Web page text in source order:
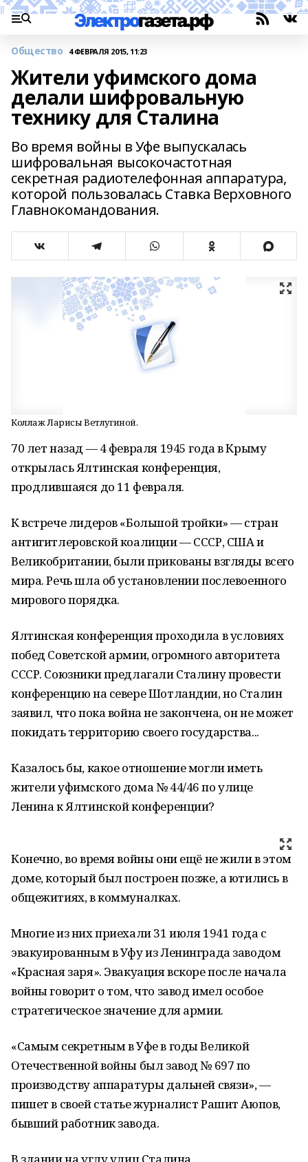
Общество 4 ФЕВРАЛЯ 2015, 11:23
Жители уфимского дома
делали шифровальную
технику для Сталина
Во время войны в Уфе выпускалась
шифровальная высокочастотная
секретная радиотелефонная аппаратура,
которой пользовалась Ставка Верховного
Главнокомандования.
Коллаж Ларисы Ветлугиной.
70 лет назад — 4 февраля 1945 года в Крыму
открылась Ялтинская конференция,
продлившаяся до 11 февраля.
К встрече лидеров «Большой тройки» — стран
антигитлеровской коалиции — СССР, США и
Великобритании, были прикованы взгляды всего
мира. Речь шла об установлении послевоенного
мирового порядка.
Ялтинская конференция проходила в условиях
побед Советской армии, огромного авторитета
СССР. Союзники предлагали Сталину провести
конференцию на севере Шотландии, но Сталин
заявил, что пока война не закончена, он не может
покидать территорию своего государства...
Казалось бы, какое отношение могли иметь
жители уфимского дома № 44/46 по улице
Ленина к Ялтинской конференции?
Конечно, во время войны они ещё не жили в этом
доме, который был построен позже, а ютились в
общежитиях, в коммуналках.
Многие из них приехали 31 июля 1941 года с
эвакуированным в Уфу из Ленинграда заводом
«Красная заря». Эвакуация вскоре после начала
войны говорит о том, что завод имел особое
стратегическое значение для армии.
«Самым секретным в Уфе в годы Великой
Отечественной войны был завод № 697 по
производству аппаратуры дальней связи», —
пишет в своей статье журналист Рашит Аюпов,
бывший работник завода.